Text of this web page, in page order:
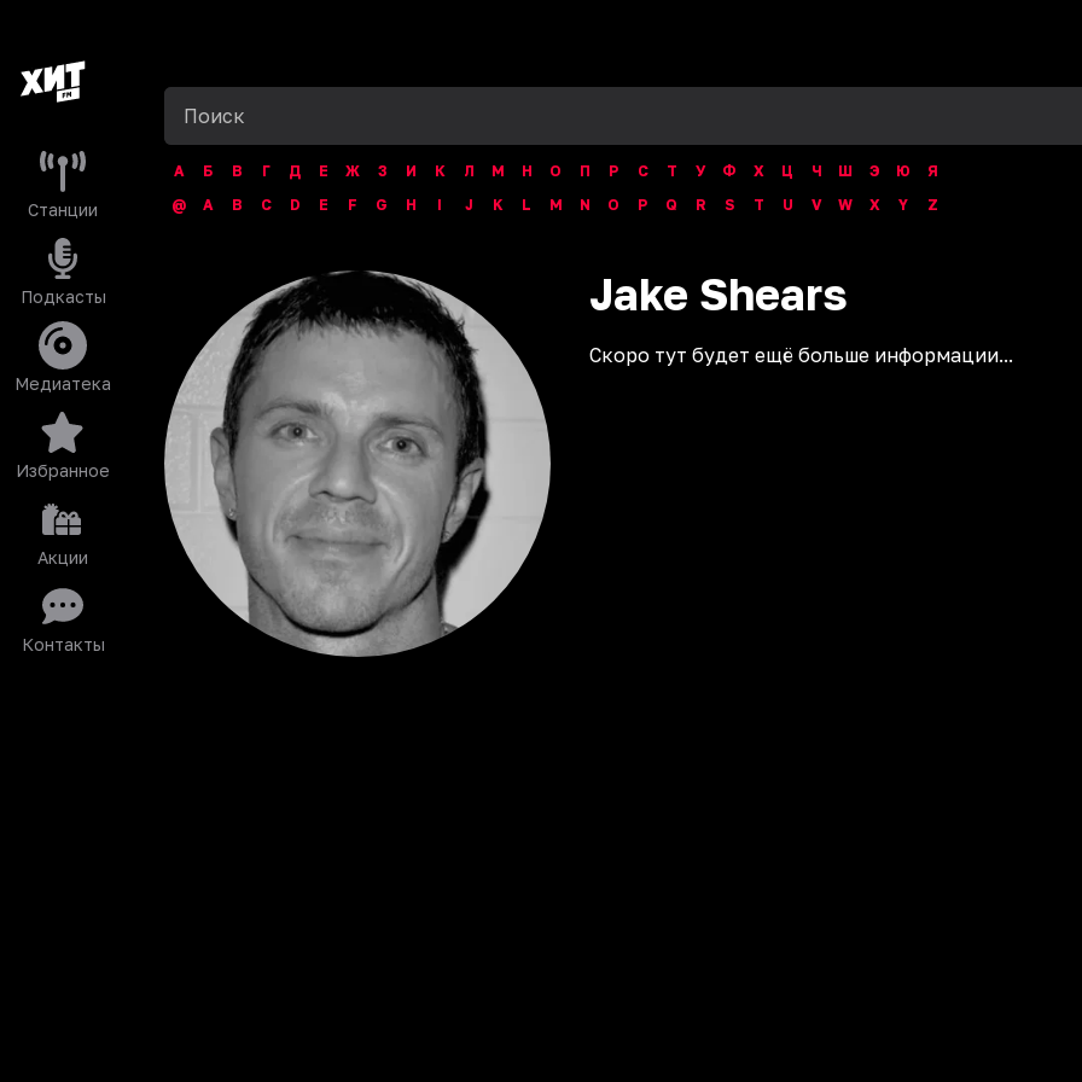
Станции
Подкасты
Медиатека
Избранное
Акции
Контакты
А Б В Г Д Е Ж З И К Л М Н О П Р С Т У Ф Х Ц Ч Ш Э Ю
Я
@
A B C D E F G H I J K L M N O P Q R S T U V W X Y Z
Jake Shears
Скоро тут будет ещё больше информации...